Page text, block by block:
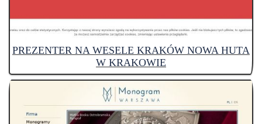
PREZENTER NA WESELE KRAKÓW NOWA HUTA
W KRAKOWIE